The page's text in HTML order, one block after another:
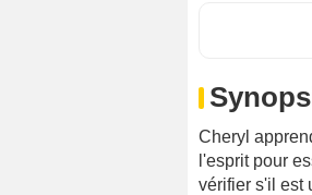
Cheryl
l'esprit pour
vérifier s'il est